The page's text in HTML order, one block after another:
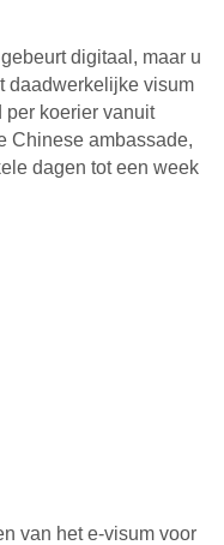
digitaal, maar u
daadwerkelijke visum
per koerier vanuit
Chinese ambassade,
dagen tot een week
van het e-visum voor